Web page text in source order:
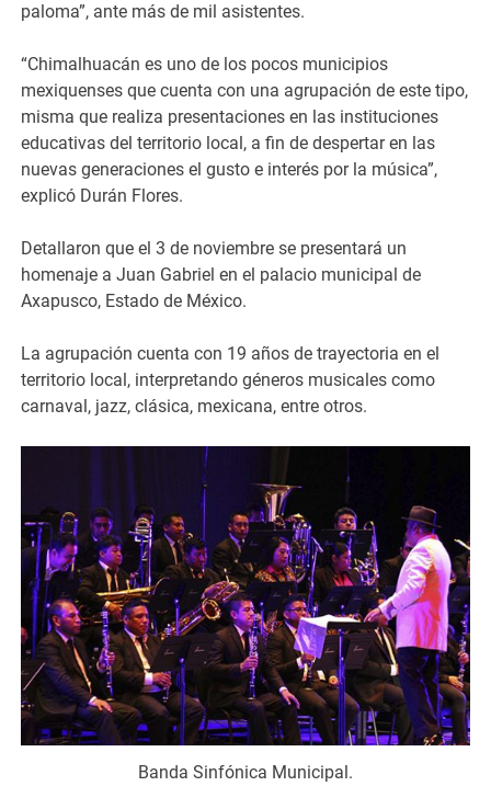
paloma”, ante más de mil asistentes.
“Chimalhuacán es uno de los pocos municipios
mexiquenses que cuenta con una agrupación de este tipo,
misma que realiza presentaciones en las instituciones
educativas del territorio local, a fin de despertar en las
nuevas generaciones el gusto e interés por la música”,
explicó Durán Flores.
Detallaron que el 3 de noviembre se presentará un
homenaje a Juan Gabriel en el palacio municipal de
Axapusco, Estado de México.
La agrupación cuenta con 19 años de trayectoria en el
territorio local, interpretando géneros musicales como
carnaval, jazz, clásica, mexicana, entre otros.
Banda Sinfónica Municipal.